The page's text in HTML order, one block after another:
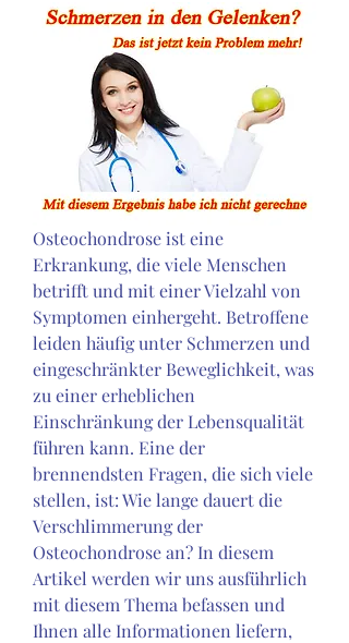
Osteochondrose ist eine
Erkrankung, die viele Menschen
betrifft und mit einer Vielzahl von
Symptomen einhergeht. Betroffene
leiden häufig unter Schmerzen und
eingeschränkter Beweglichkeit, was
zu einer erheblichen
Einschränkung der Lebensqualität
führen kann. Eine der
brennendsten Fragen, die sich viele
stellen, ist: Wie lange dauert die
Verschlimmerung der
Osteochondrose an? In diesem
Artikel werden wir uns ausführlich
mit diesem Thema befassen und
Ihnen alle Informationen liefern,